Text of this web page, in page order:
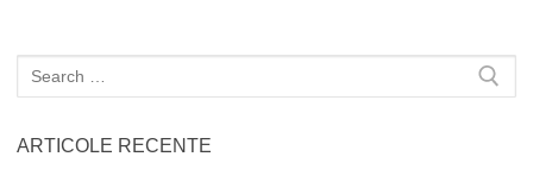
Caută
după:
ARTICOLE RECENTE